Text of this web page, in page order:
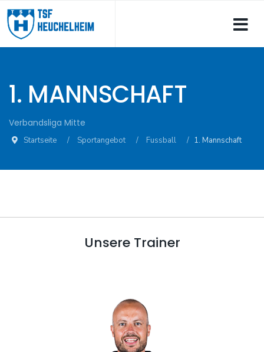
1. MANNSCHAFT
Verbandsliga Mitte
Startseite Sportangebot Fussball 1. Mannschaft
Unsere Trainer